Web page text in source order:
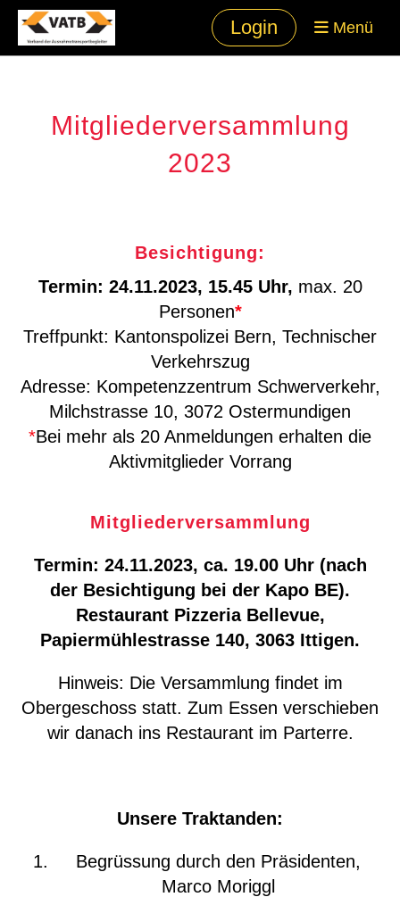
Login Menü
Mitgliederversammlung
2023
Besichtigung:
Termin: 24.11.2023, 15.45 Uhr, max. 20
Personen*
Treffpunkt: Kantonspolizei Bern, Technischer
Verkehrszug
Adresse: Kompetenzzentrum Schwerverkehr,
Milchstrasse 10, 3072 Ostermundigen
*Bei mehr als 20 Anmeldungen erhalten die
Aktivmitglieder Vorrang
Mitgliederversammlung
Termin: 24.11.2023, ca. 19.00 Uhr (nach
der Besichtigung bei der Kapo BE).
Restaurant Pizzeria Bellevue,
Papiermühlestrasse 140, 3063 Ittigen.
Hinweis: Die Versammlung findet im
Obergeschoss statt. Zum Essen verschieben
wir danach ins Restaurant im Parterre.
Unsere Traktanden:
Begrüssung durch den Präsidenten,
Marco Moriggl